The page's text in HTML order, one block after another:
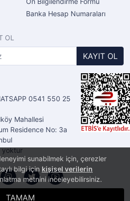
sunabilmek için, çerezler
bilgi için kişisel verilerin
metnini inceleyebilirsiniz.
TAMAM
Banka Hesap Numaraları
OL
KAYIT OL
0541 550 25
Mahallesi
Residence No: 3a
yoktur